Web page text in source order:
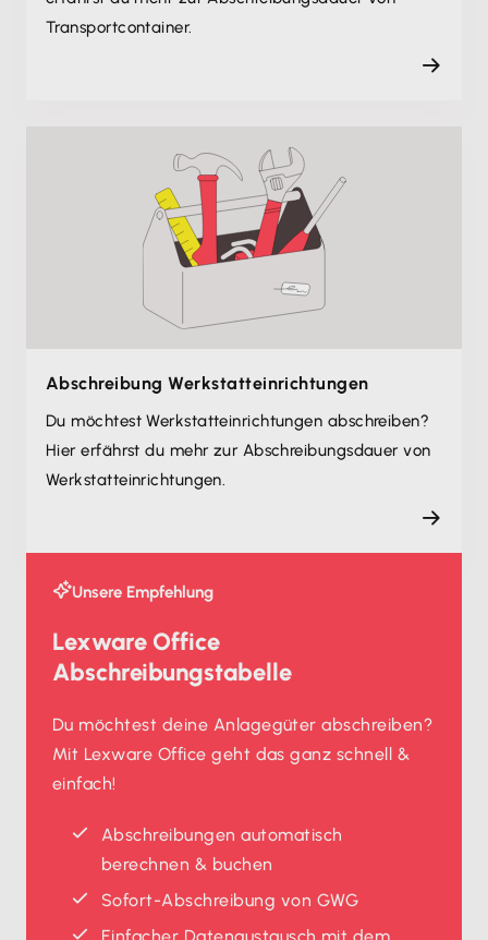
Transportcontainer.
Abschreibung Werkstatt­einrichtungen
Du möchtest Werkstatt­einrichtungen abschreiben?
Hier erfährst du mehr zur Abschreibungs­dauer von
Werkstatt­einrichtungen.
Unsere Empfehlung
Lexware Office
Abschreibungstabelle
Du möchtest deine Anlagegüter abschreiben?
Mit Lexware Office geht das ganz schnell &
einfach!
Abschreibungen automatisch
berechnen & buchen
Sofort-Abschreibung von GWG